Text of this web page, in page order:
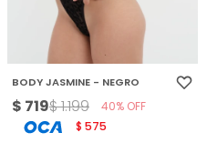
BODY JASMINE - NEGRO
$ 719$1.199 40
$ 575